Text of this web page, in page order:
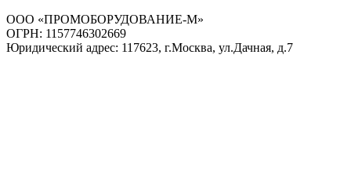
ООО «ПРОМОБОРУДОВАНИЕ-М»
ОГРН: 1157746302669
Юридический адрес: 117623, г.Москва, ул.Дачная, д.7